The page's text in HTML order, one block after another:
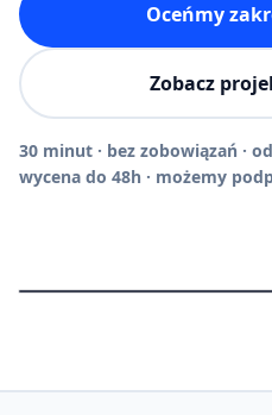
Oceńmy
Zobacz
30 minut · bez zobowiązań ·
wycena do 48h · możemy